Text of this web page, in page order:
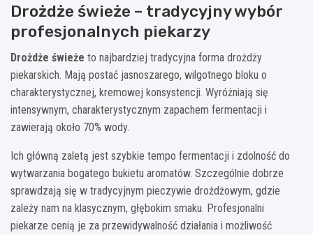
Drożdże świeże – tradycyjny wybór
profesjonalnych piekarzy
Drożdże świeże to najbardziej tradycyjna forma drożdży
piekarskich. Mają postać jasnoszarego, wilgotnego bloku o
charakterystycznej, kremowej konsystencji. Wyróżniają się
intensywnym, charakterystycznym zapachem fermentacji i
zawierają około 70% wody.
Ich główną zaletą jest szybkie tempo fermentacji i zdolność do
wytwarzania bogatego bukietu aromatów. Szczególnie dobrze
sprawdzają się w tradycyjnym pieczywie drożdżowym, gdzie
zależy nam na klasycznym, głębokim smaku. Profesjonalni
piekarze cenią je za przewidywalność działania i możliwość